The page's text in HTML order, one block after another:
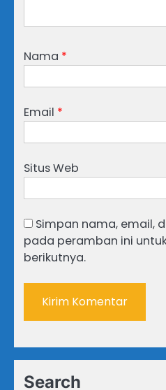
Nama *
Email *
Situs Web
Simpan nama, email,
pada peramban ini
berikutnya.
Search